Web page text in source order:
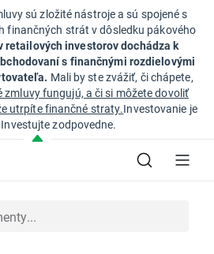
sú zložité nástroje a sú spojené s
finančných strát v dôsledku pákového
retailových investorov dochádza k
s finančnými rozdielovými
Mali by ste zvážiť, či chápete,
zmluvy fungujú, a či si môžete dovoliť
utrpíte finančné straty.Investovanie je
zodpovedne.